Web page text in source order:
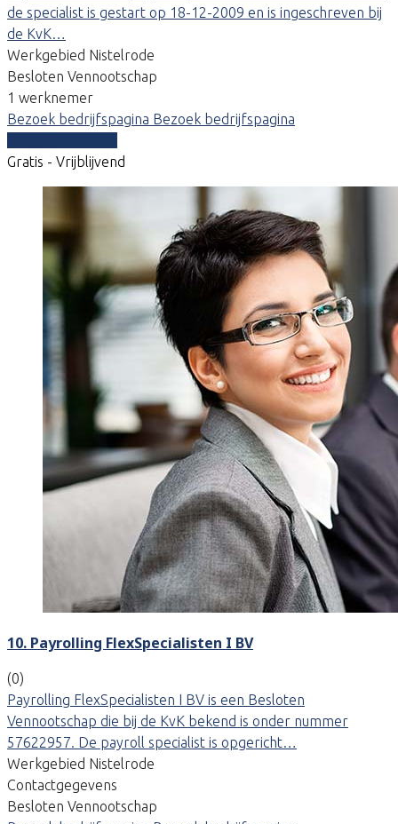
de specialist is gestart op 18-12-2009 en is ingeschreven bij
de KvK…
Werkgebied Nistelrode
Besloten Vennootschap
1 werknemer
Bezoek bedrijfspagina Bezoek bedrijfspagina
Gratis - Vrijblijvend
10. Payrolling FlexSpecialisten I BV
(0)
Payrolling FlexSpecialisten I BV is een Besloten
Vennootschap die bij de KvK bekend is onder nummer
57622957. De payroll specialist is opgericht…
Werkgebied Nistelrode
Contactgegevens
Besloten Vennootschap